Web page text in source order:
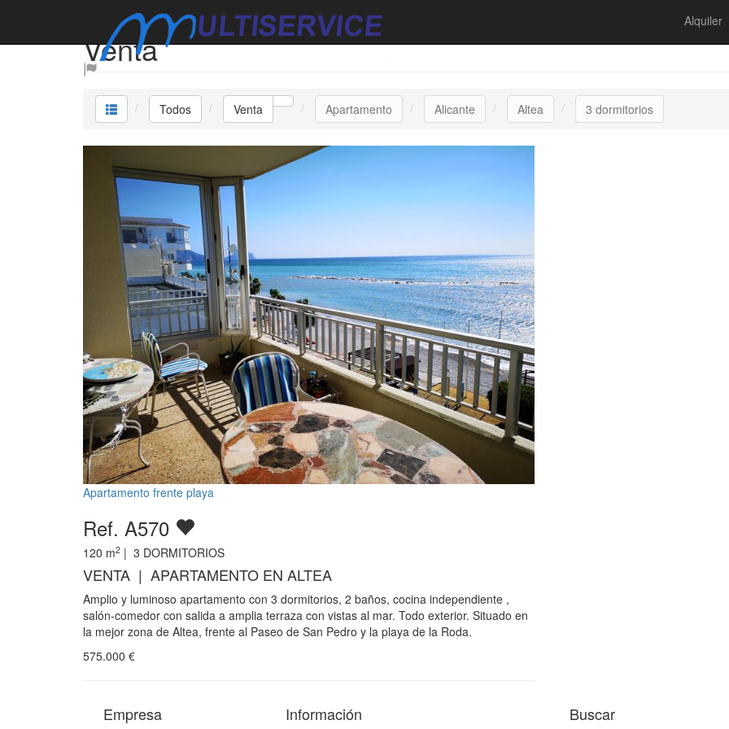
Alquiler
Venta
Todos Venta Apartamento Alicante Altea 3 dormitorios
Apartamento frente playa
Ref. A570
120 m2 | 3 DORMITORIOS
VENTA | APARTAMENTO EN ALTEA
Amplio y luminoso apartamento con 3 dormitorios, 2 baños, cocina independiente ,
salón-comedor con salida a amplia terraza con vistas al mar. Todo exterior. Situado en
la mejor zona de Altea, frente al Paseo de San Pedro y la playa de la Roda.
575.000 €
Empresa Información Buscar